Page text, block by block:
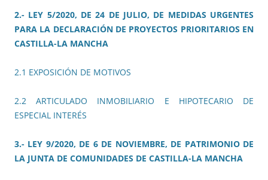
2.- LEY 5/2020, DE 24 DE JULIO, DE MEDIDAS URGENTES
PARA LA DECLARACIÓN DE PROYECTOS PRIORITARIOS EN
CASTILLA-LA MANCHA
2.1 EXPOSICIÓN DE MOTIVOS
2.2 ARTICULADO INMOBILIARIO E HIPOTECARIO DE
ESPECIAL INTERÉS
3.- LEY 9/2020, DE 6 DE NOVIEMBRE, DE PATRIMONIO DE
LA JUNTA DE COMUNIDADES DE CASTILLA-LA MANCHA